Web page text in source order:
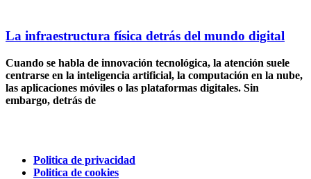
La infraestructura física detrás del mundo digital
Cuando se habla de innovación tecnológica, la atención suele
centrarse en la inteligencia artificial, la computación en la nube,
las aplicaciones móviles o las plataformas digitales. Sin
embargo, detrás de
Politica de privacidad
Politica de cookies